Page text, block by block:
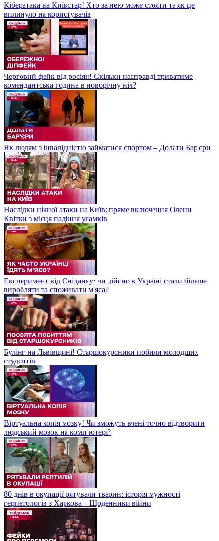
Кібератака на Київстар! Хто за нею може стояти та як це
вплинуло на користувачів
Черговий фейк від росіян! Скільки насправді триватиме
комендантська година в новорічну ніч?
Як людям з інвалідністю займатися спортом – Долати Бар'єри
Наслідки нічної атаки на Київ: пряме включення Олени
Квітки з місця падіння уламків
Експеримент від Сніданку: чи дійсно в Україні стали більше
виробляти та споживати м'яса?
Булінг на Львівщині! Старшокурсники побили молодших
студентів
Віртуальна копія мозку! Чи зможуть вчені точно відтворити
людський мозок на компʼютері?
80 днів в окупації рятували тварин: історія мужності
герпетологів з Харкова – Щоденники війни